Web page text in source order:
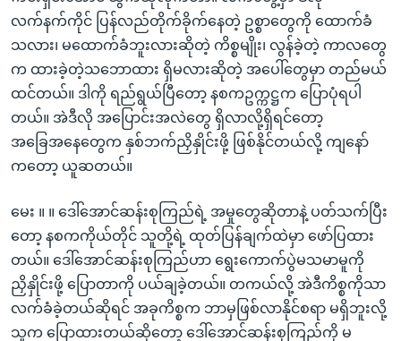
လက်နက်ကိုင် ပြန်လည်တိုက်ခိုက်နေတဲ့ ဥစ္စာတွေကို ထောက်ခံ
သလား၊ မထောက်ခံဘူးလားဆိုတဲ့ ကိစ္စမျိုး၊ လွန်ခဲ့တဲ့ ကာလတွေ
က ထားခဲ့တဲ့သဘောထား ရှိမလားဆိုတဲ့ အပေါ်တွေမှာ တည်မယ်
ထင်တယ်။ ဒါကို ရည်ရွယ်ပြီတော့ နစကဥက္ကဋ္ဌက ပြောပုံရပါ
တယ်။ အဲဒီလို အပြောင်းအလဲတွေ ရှိလာလို့ရှိရင်တော့
အခြေအနေတွေက နှစ်ဘက်ညှိနှိုင်းဖို့ ဖြစ်နိုင်တယ်လို့ ကျနော်
ကတော့ ယူဆတယ်။
မေး ။ ။ ဒေါ်အောင်ဆန်းစုကြည်ရဲ့ အမှုတွေဆိုတာနဲ့ ပတ်သက်ပြီး
တော့ နစကကိုယ်တိုင် သူတို့ရဲ့ ထုတ်ပြန်ချက်ထဲမှာ ဖော်ပြထား
တယ်။ ဒေါ်အောင်ဆန်းစုကြည်ဟာ ရွေးကောက်ပွဲမသမာမူကို
ညှိနှိုင်းဖို့ ပြောတာကို ပယ်ချခဲ့တယ်။ တကယ်လို့ အဲဒီကိစ္စကိုသာ
လက်ခံခဲ့တယ်ဆိုရင် အခုကိစ္စက ဘာမှဖြစ်လာနိုင်စရာ မရှိဘူးလို့
သူက ပြောထားတယ်ဆိုတော့ ဒေါ်အောင်ဆန်းစုကြည်ကို မ